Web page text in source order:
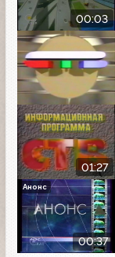
00:03
01:27
00:37
Анонс